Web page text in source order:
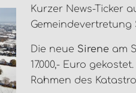
Kurzer News-Ticker
Die neue Sirene am
17.000,- Euro
Rahmen des